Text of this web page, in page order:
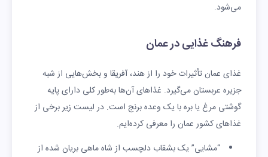
می‌شود.
فرهنگ غذایی در عمان
غذای عمان تأثیرات خود را از هند، آفریقا و بخش‌هایی از شبه
جزیره عربستان می‌گیرد. غذاهای آن‌ها به‌طور کلی دارای پایه
گوشتی مرغ یا بره با یک وعده برنج است. در لیست زیر برخی از
غذاهای کشور عمان را معرفی کرده‌ایم.
“مشایی” یک بشقاب دلچسب از شاه ماهی بریان شده از